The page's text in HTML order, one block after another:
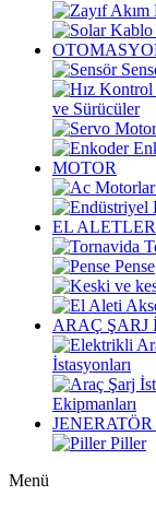
ve Sürücüler
MOTOR
EL
Pense
ARAÇ ŞARJ
İstasyonları
Ekipmanları
Piller
Menü